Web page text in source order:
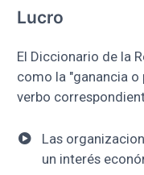
Lucro
El Diccionario de la
como la "ganancia o
verbo
Las
un interés